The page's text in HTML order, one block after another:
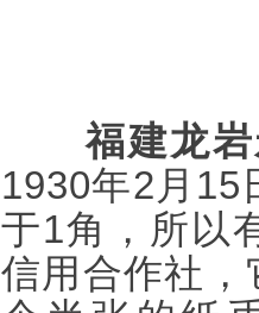
福建龙
1930年2月15
于1角，所以
信用合作社